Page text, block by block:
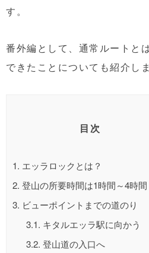
す。
番外編として、通常ルートと
できたことについても紹介しま
目次
1. エッラロックとは？
2. 登山の所要時間は1時間～4時間
3. ビューポイントまでの道のり
3.1. キタルエッラ駅に向かう
3.2. 登山道の入口へ